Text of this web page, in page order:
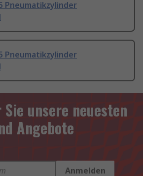
Pneumatikzylinder
Pneumatikzylinder
unsere neuesten
Angebote
Anmelden